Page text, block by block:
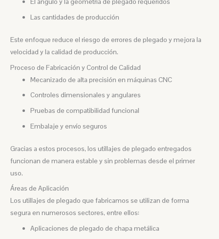
Las cantidades de producción
Este enfoque reduce el riesgo de errores de plegado y mejora la
velocidad y la calidad de producción.
Proceso de Fabricación y Control de Calidad
Mecanizado de alta precisión en máquinas CNC
Controles dimensionales y angulares
Pruebas de compatibilidad funcional
Embalaje y envío seguros
Gracias a estos procesos, los utillajes de plegado entregados
funcionan de manera estable y sin problemas desde el primer
uso.
Áreas de Aplicación
Los utillajes de plegado que fabricamos se utilizan de forma
segura en numerosos sectores, entre ellos:
Aplicaciones de plegado de chapa metálica